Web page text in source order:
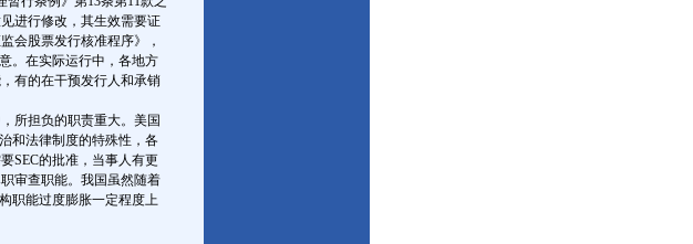
进行修改，其生效需要证
会股票发行核准程序》，
。在实际运行中，各地方
有的在干预发行人和承销
所担负的职责重大。美国
和法律制度的特殊性，各
SEC的批准，当事人有更
审查职能。我国虽然随着
职能过度膨胀一定程度上